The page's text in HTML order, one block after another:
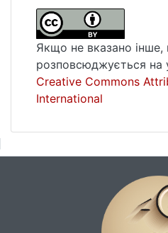
страхової компанії.
Якщо не вказано інше,
розповсюджується на
Creative Commons
International